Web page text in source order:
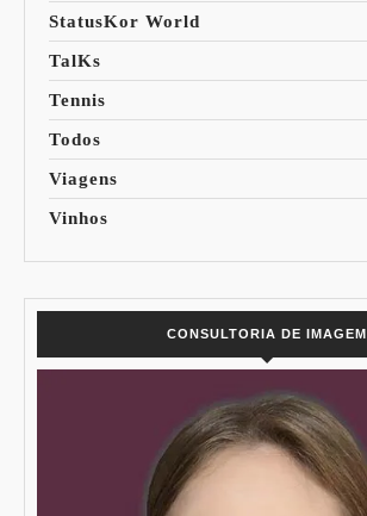
StatusKor World
TalKs
Tennis
Todos
Viagens
Vinhos
CONSULTORIA DE IMAGEM